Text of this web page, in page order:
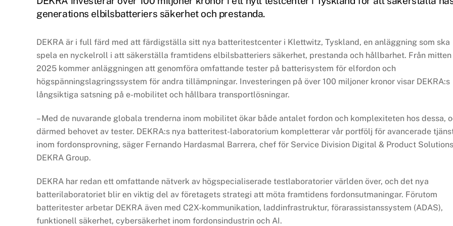
generations elbilsbatteriers säkerhet och prestanda.
DEKRA är i full färd med att färdigställa sitt nya batteritestcenter i Klettwitz, Tyskland, en anläggning som ska
spela en nyckelroll i att säkerställa framtidens elbilsbatteriers säkerhet, prestanda och hållbarhet. Från mitten
2025 kommer anläggningen att genomföra omfattande tester på batterisystem för elfordon och
högspänningslagringssystem för andra tillämpningar. Investeringen på över 100 miljoner kronor visar DEKRA:s
långsiktiga satsning på e-mobilitet och hållbara transportlösningar.
– Med de nuvarande globala trenderna inom mobilitet ökar både antalet fordon och komplexiteten hos dessa,
därmed behovet av tester. DEKRA:s nya batteritest-laboratorium kompletterar vår portfölj för avancerade
inom fordonsprovning, säger Fernando Hardasmal Barrera, chef för Service Division Digital & Product
DEKRA Group.
DEKRA har redan ett omfattande nätverk av högspecialiserade testlaboratorier världen över, och det nya
batterilaboratoriet blir en viktig del av företagets strategi att möta framtidens fordonsutmaningar. Förutom
batteritester arbetar DEKRA även med C2X-kommunikation, laddinfrastruktur, förarassistanssystem (ADAS),
funktionell säkerhet, cybersäkerhet inom fordonsindustrin och AI.